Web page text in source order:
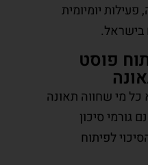
יומיומית
בישראל.
פוסט
כל מי שחווה תאונה
גורמי סיכון
לפיתוח